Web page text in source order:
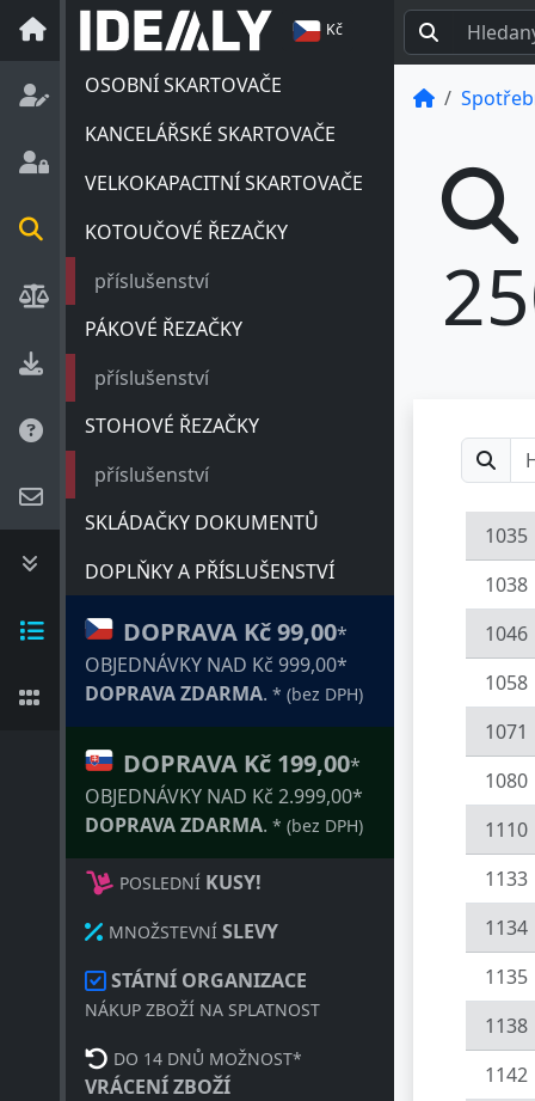
Kč
OSOBNÍ SKARTOVAČE
KANCELÁŘSKÉ SKARTOVAČE
VELKOKAPACITNÍ SKARTOVAČE
KOTOUČOVÉ ŘEZAČKY
příslušenství
PÁKOVÉ ŘEZAČKY
příslušenství
STOHOVÉ ŘEZAČKY
příslušenství
SKLÁDAČKY DOKUMENTŮ
DOPLŇKY A PŘÍSLUŠENSTVÍ
DOPRAVA Kč 99,00*
OBJEDNÁVKY NAD Kč 999,00*
DOPRAVA ZDARMA. * (bez DPH)
DOPRAVA Kč 199,00*
OBJEDNÁVKY NAD Kč 2.999,00*
DOPRAVA ZDARMA. * (bez DPH)
POSLEDNÍ KUSY!
MNOŽSTEVNÍ SLEVY
STÁTNÍ ORGANIZACE
NÁKUP ZBOŽÍ NA SPLATNOST
DO 14 DNŮ MOŽNOST*
VRÁCENÍ ZBOŽÍ
1035
1038
1046
1058
1071
1080
1110
1133
1134
1135
1138
1142